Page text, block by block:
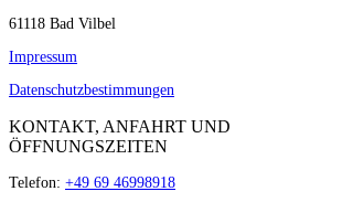
61118 Bad Vilbel
Impressum
Datenschutzbestimmungen
KONTAKT, ANFAHRT UND
ÖFFNUNGSZEITEN
Telefon: +49 69 46998918